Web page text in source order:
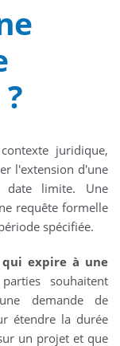
juridique,
l'extension d'une
limite. Une
requête formelle
spécifiée.
expire à une
souhaitent
demande de
étendre la durée
un projet et que